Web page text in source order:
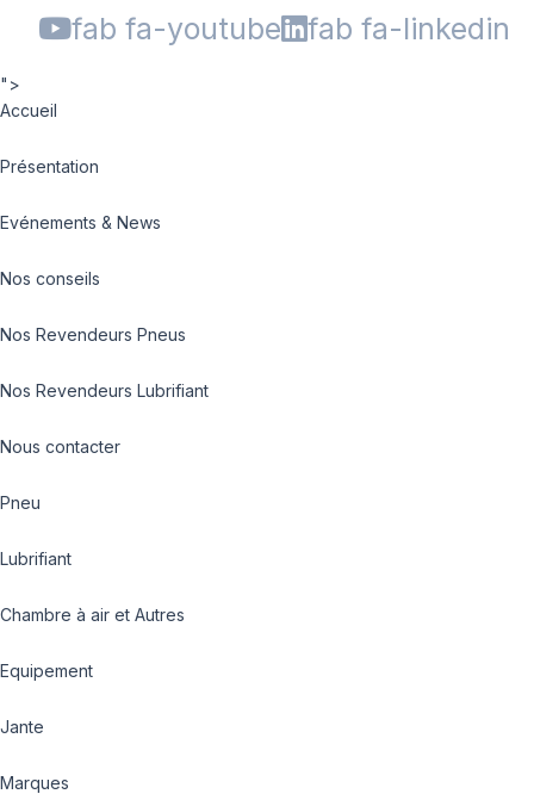
fab fa-youtube
fab fa-linkedin
">
Accueil
Présentation
Evénements & News
Nos conseils
Nos Revendeurs Pneus
Nos Revendeurs Lubrifiant
Nous contacter
Pneu
Lubrifiant
Chambre à air et Autres
Equipement
Jante
Marques